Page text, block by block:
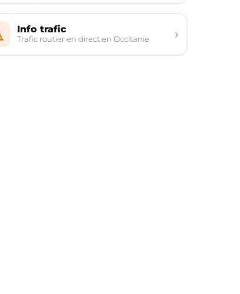
Info trafic
Trafic routier en direct en Occitanie ›